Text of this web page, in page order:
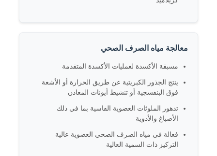
إضافات البترول
ملء كيميائي
المواد الكيميائية في العمليات المعدنية
معالجة مياه الصرف الصحي
مسبقة الأكسدة لعمليات الأكسدة المتقدمة
ينتج الجذور الكبريتية عن طريق الحرارة أو الأشعة
فوق البنفسجية أو تنشيط أيونات المعادن
تدهور الملوثات العضوية القاسية بما في ذلك
الأصباغ والأدوية
فعالة في مياه الصرف الصحي العضوية عالية
التركيز ذات السمية العالية